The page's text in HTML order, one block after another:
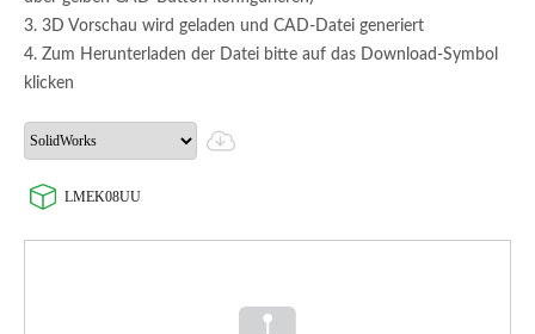
3. 3D Vorschau wird geladen und CAD-Datei generiert
4. Zum Herunterladen der Datei bitte auf das Download-Symbol
klicken
LMEK08UU